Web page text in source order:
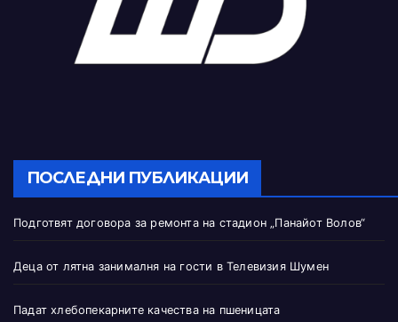
ПОСЛЕДНИ ПУБЛИКАЦИИ
Подготвят договора за ремонта на стадион „Панайот Волов“
Деца от лятна занималня на гости в Телевизия Шумен
Падат хлебопекарните качества на пшеницата